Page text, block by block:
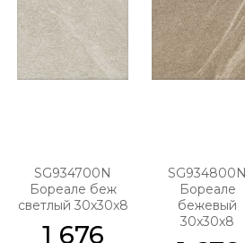
SG934700N
Бореале беж
светлый 30x30x8
1 676
SG934800N
Бореале
бежевый
30x30x8